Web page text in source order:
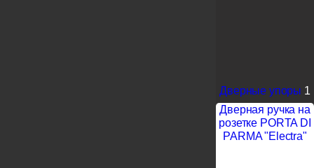
Дверные упоры 1
Дверная ручка на
розетке PORTA DI
PARMA "Electra"